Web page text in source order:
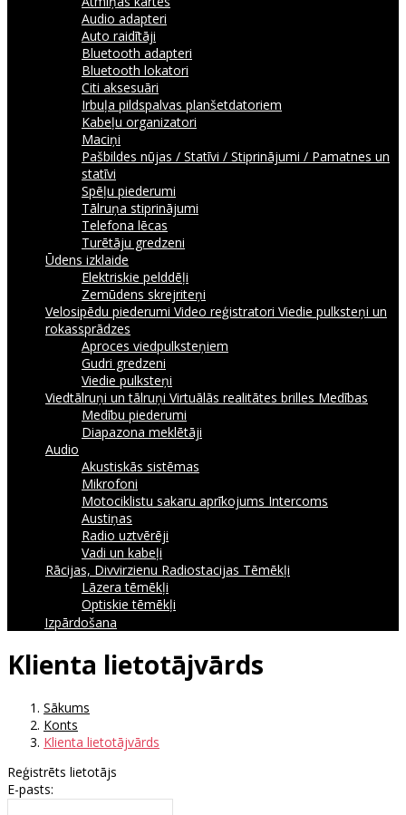
Audio adapteri
Auto raidītāji
Bluetooth adapteri
Bluetooth lokatori
Citi aksesuāri
Irbuļa pildspalvas planšetdatoriem
Kabeļu organizatori
Maciņi
Pašbildes nūjas / Statīvi / Stiprinājumi / Pamatnes un
statīvi
Spēļu piederumi
Tālruņa stiprinājumi
Telefona lēcas
Turētāju gredzeni
Ūdens izklaide
Elektriskie pelddēļi
Zemūdens skrejriteņi
Velosipēdu piederumi Video reģistratori Viedie pulksteņi un
rokassprādzes
Aproces viedpulksteņiem
Gudri gredzeni
Viedie pulksteņi
Viedtālruņi un tālruņi Virtuālās realitātes brilles Medības
Medību piederumi
Diapazona meklētāji
Audio
Akustiskās sistēmas
Mikrofoni
Motociklistu sakaru aprīkojums Intercoms
Austiņas
Radio uztvērēji
Vadi un kabeļi
Rācijas, Divvirzienu Radiostacijas Tēmēkļi
Lāzera tēmēkļi
Optiskie tēmēkļi
Izpārdošana
Klienta lietotājvārds
Sākums
Konts
Klienta lietotājvārds
Reģistrēts lietotājs
E-pasts: